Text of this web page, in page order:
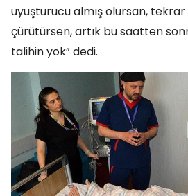
uyuşturucu almış olursan, tekrar
çürütürsen, artık bu saatten
talihin yok” dedi.